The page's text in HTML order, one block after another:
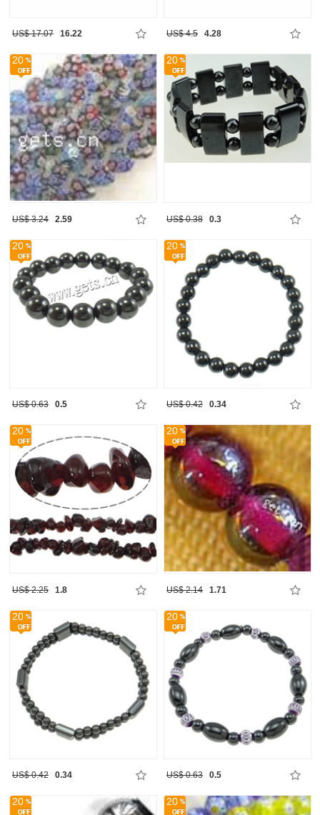
US$ 17.07 16.22 US$ 4.5 4.28
20
US$ 3.24 2.59
20
US$ 0.38 0.3
20
US$ 0.63 0.5
20
US$ 0.42 0.34
20
US$ 2.25 1.8
20
US$ 2.14 1.71
20
US$ 0.42 0.34
20
US$ 0.63 0.5
20 20